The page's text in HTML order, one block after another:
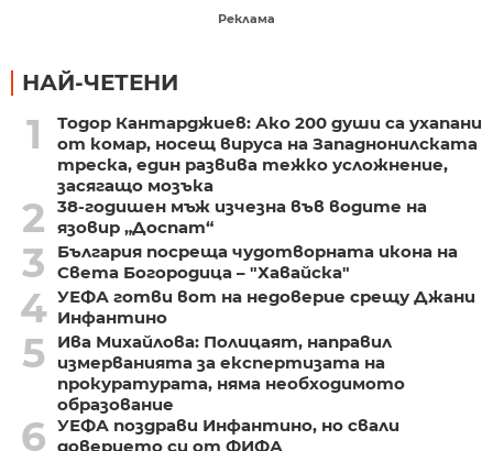
Реклама
НАЙ-ЧЕТЕНИ
1
Тодор Кантарджиев: Ако 200 души са ухапани
от комар, носещ вируса на Западнонилската
треска, един развива тежко усложнение,
засягащо мозъка
2
38-годишен мъж изчезна във водите на
язовир „Доспат“
3
България посреща чудотворната икона на
Света Богородица – "Хавайска"
4 УЕФА готви вот на недоверие срещу Джани
Инфантино
5
Ива Михайлова: Полицаят, направил
измерванията за експертизата на
прокуратурата, няма необходимото
образование
6 УЕФА поздрави Инфантино, но свали
доверието си от ФИФА